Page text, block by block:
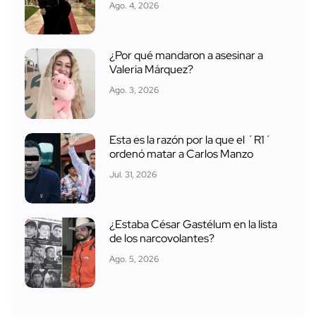
Ago. 4, 2026
¿Por qué mandaron a asesinar a
Valeria Márquez?
Ago. 3, 2026
Esta es la razón por la que el ´R1´
ordenó matar a Carlos Manzo
Jul. 31, 2026
¿Estaba César Gastélum en la lista
de los narcovolantes?
Ago. 5, 2026